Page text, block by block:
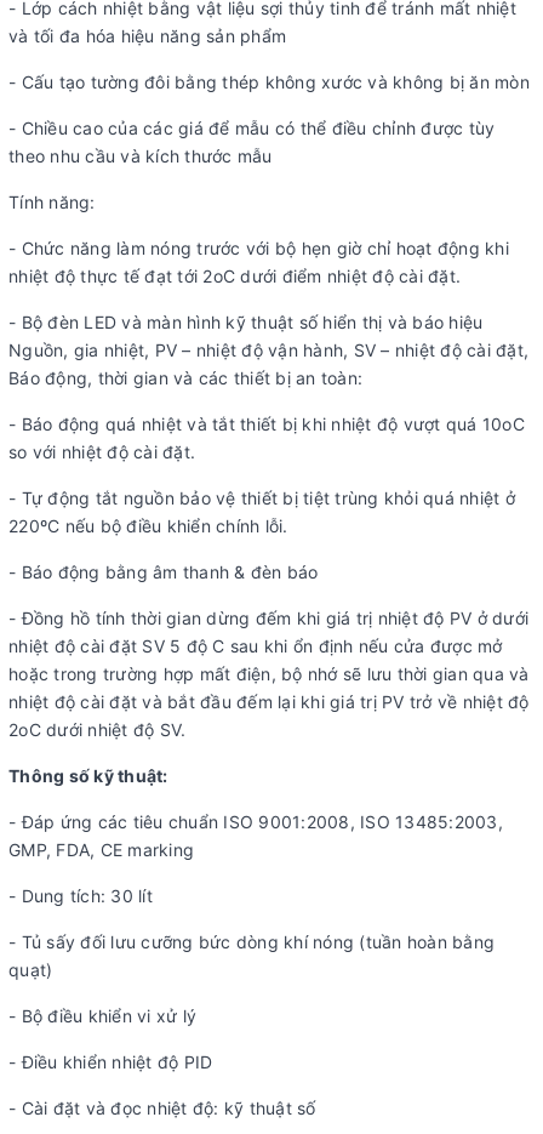
- Lớp cách nhiệt bằng vật liệu sợi thủy tinh để tránh mất nhiệt
và tối đa hóa hiệu năng sản phẩm
- Cấu tạo tường đôi bằng thép không xước và không bị ăn mòn
- Chiều cao của các giá để mẫu có thể điều chỉnh được tùy
theo nhu cầu và kích thước mẫu
Tính năng:
- Chức năng làm nóng trước với bộ hẹn giờ chỉ hoạt động khi
nhiệt độ thực tế đạt tới 2oC dưới điểm nhiệt độ cài đặt.
- Bộ đèn LED và màn hình kỹ thuật số hiển thị và báo hiệu
Nguồn, gia nhiệt, PV – nhiệt độ vận hành, SV – nhiệt độ cài đặt,
Báo động, thời gian và các thiết bị an toàn:
- Báo động quá nhiệt và tắt thiết bị khi nhiệt độ vượt quá 10oC
so với nhiệt độ cài đặt.
- Tự động tắt nguồn bảo vệ thiết bị tiệt trùng khỏi quá nhiệt ở
220ºC nếu bộ điều khiển chính lỗi.
- Báo động bằng âm thanh & đèn báo
- Đồng hồ tính thời gian dừng đếm khi giá trị nhiệt độ PV ở dưới
nhiệt độ cài đặt SV 5 độ C sau khi ổn định nếu cửa được mở
hoặc trong trường hợp mất điện, bộ nhớ sẽ lưu thời gian qua và
nhiệt độ cài đặt và bắt đầu đếm lại khi giá trị PV trở về nhiệt độ
2oC dưới nhiệt độ SV.
Thông số kỹ thuật:
- Đáp ứng các tiêu chuẩn ISO 9001:2008, ISO 13485:2003,
GMP, FDA, CE marking
- Dung tích: 30 lít
- Tủ sấy đối lưu cưỡng bức dòng khí nóng (tuần hoàn bằng
quạt)
- Bộ điều khiển vi xử lý
- Điều khiển nhiệt độ PID
- Cài đặt và đọc nhiệt độ: kỹ thuật số